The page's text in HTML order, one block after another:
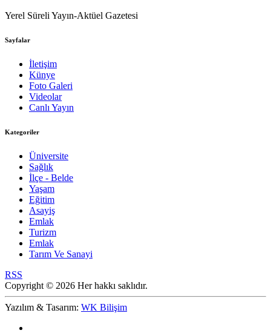
Yerel Süreli Yayın-Aktüel Gazetesi
Sayfalar
İletişim
Künye
Foto Galeri
Videolar
Canlı Yayın
Kategoriler
Üniversite
Sağlık
İlçe - Belde
Yaşam
Eğitim
Asayiş
Emlak
Turizm
Emlak
Tarım Ve Sanayi
RSS
Copyright © 2026 Her hakkı saklıdır.
Yazılım & Tasarım: WK Bilişim